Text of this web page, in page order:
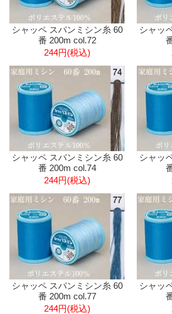
シャッペ スパンミシン糸 60
番 200m col.72
244円(税込)
シャッ
シャッペ スパンミシン糸 60
番 200m col.74
244円(税込)
シャッ
シャッペ スパンミシン糸 60
番 200m col.77
244円(税込)
シャッ